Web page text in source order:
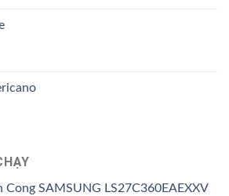
Cong SAMSUNG LS27C360EAEXXV